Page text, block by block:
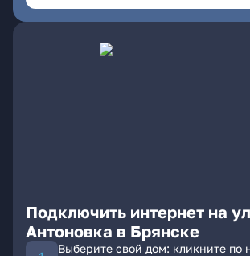
Подключить интернет на ул
Антоновка в Брянске
Выберите свой дом: кликните по